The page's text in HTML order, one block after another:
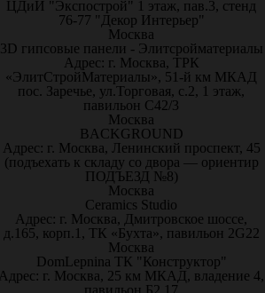
ЦДиИ "Экспострой" 1 этаж, пав.3, стенд
76-77 "Декор Интерьер"
Москва
3D гипсовые панели - Элитсройматериалы
Адрес: г. Москва, ТРК
«ЭлитСтройМатериалы», 51-й км МКАД
пос. Заречье, ул.Торговая, с.2, 1 этаж,
павильон С42/3
Москва
BACKGROUND
Адрес: г. Москва, Ленинский проспект, 45
(подъехать к складу со двора — ориентир
ПОДЪЕЗД №8)
Москва
Ceramics Studio
Адрес: г. Москва, Дмитровское шоссе,
д.165, корп.1, ТК «Бухта», павильон 2G22
Москва
DomLepnina ТК "Конструктор"
г. Москва, 25 км МКАД, владение 4,
павильон Б2.17